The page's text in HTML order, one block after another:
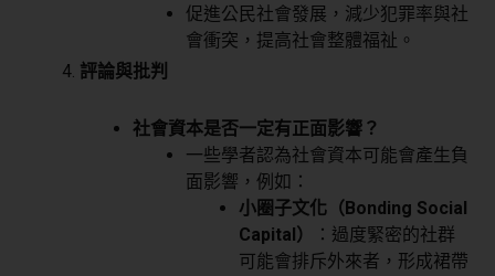
促進公民社會發展，減少犯罪率與社
會衝突，提高社會整體福祉。
評論與批判
社會資本是否一定有正面影響？
一些學者認為社會資本可能會產生負
面影響，例如：
小圈子文化（Bonding Social
Capital）
：過度緊密的社群
可能會排斥外來者，形成裙帶